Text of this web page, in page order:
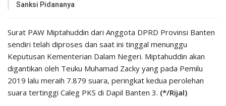
Sanksi Pidananya
Surat PAW Miptahuddin dari Anggota DPRD Provinsi Banten
sendiri telah diproses dan saat ini tinggal menunggu
Keputusan Kementerian Dalam Negeri. Miptahuddin akan
digantikan oleh Teuku Muhamad Zacky yang pada Pemilu
2019 lalu meraih 7.879 suara, peringkat kedua perolehan
suara tertinggi Caleg PKS di Dapil Banten 3. (*/Rijal)